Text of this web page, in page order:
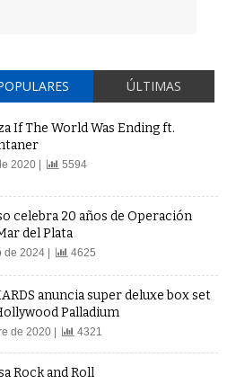
ÚLTIMAS
If The World Was Ending ft.
2020 | 5594
celebra 20 años de Operación
del Plata
de 2024 | 4625
anuncia super deluxe box set
Palladium
de 2020 | 4321
Rock and Roll